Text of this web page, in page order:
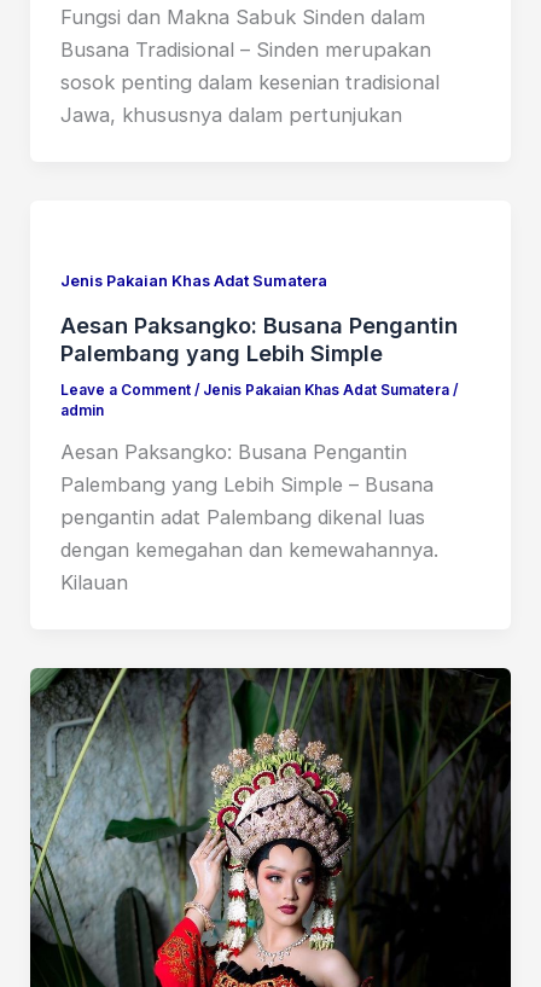
Fungsi dan Makna Sabuk Sinden dalam
Busana Tradisional – Sinden merupakan
sosok penting dalam kesenian tradisional
Jawa, khususnya dalam pertunjukan
Jenis Pakaian Khas Adat Sumatera
Aesan Paksangko: Busana Pengantin
Palembang yang Lebih Simple
Leave a Comment / Jenis Pakaian Khas Adat Sumatera/
admin
Aesan Paksangko: Busana Pengantin
Palembang yang Lebih Simple – Busana
pengantin adat Palembang dikenal luas
dengan kemegahan dan kemewahannya.
Kilauan